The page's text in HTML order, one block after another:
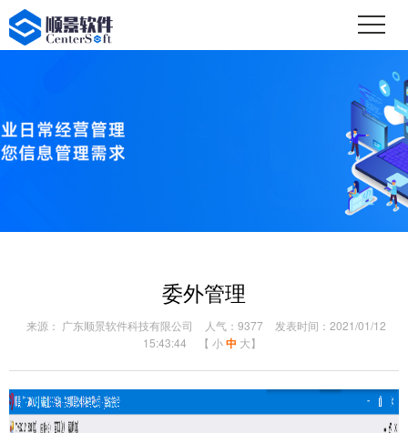
委外管理
来源： 广东顺景软件科技有限公司 人气：9377
发表时间：2021/01/12
15:43:44
【 小 中 大】